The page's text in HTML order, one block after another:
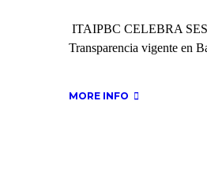
ITAIPBC CELEBRA
Transparencia vigente en
MORE INFO